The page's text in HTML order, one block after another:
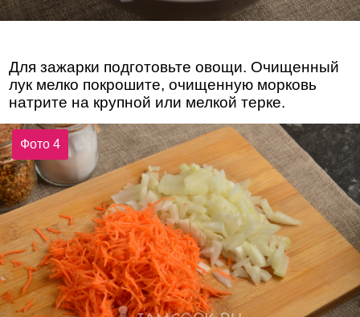
Для зажарки подготовьте овощи. Очищенный
лук мелко покрошите, очищенную морковь
натрите на крупной или мелкой терке.
Фото 4